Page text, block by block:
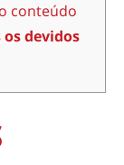
conteúdo
os devidos